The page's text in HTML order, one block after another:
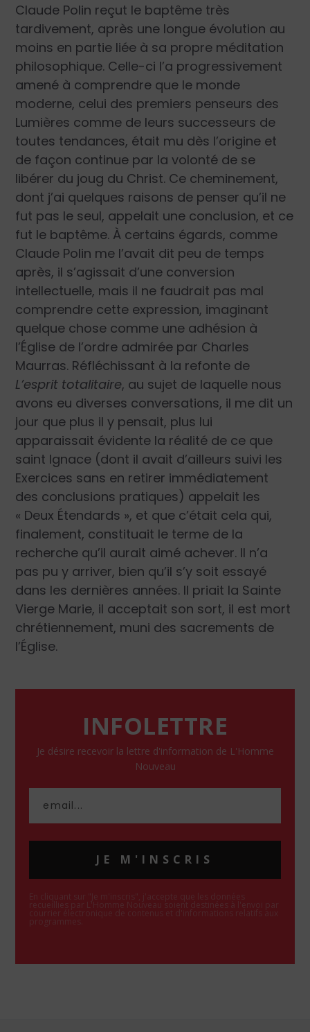
Claude Polin reçut le baptême très
tardivement, après une longue évolution au
moins en partie liée à sa propre méditation
philosophique. Celle-ci l’a progressivement
amené à comprendre que le monde
moderne, celui des premiers penseurs des
Lumières comme de leurs successeurs de
toutes tendances, était mu dès l’origine et
de façon continue par la volonté de se
libérer du joug du Christ. Ce cheminement,
dont j’ai quelques raisons de penser qu’il ne
fut pas le seul, appelait une conclusion, et ce
fut le baptême. À certains égards, comme
Claude Polin me l’avait dit peu de temps
après, il s’agissait d’une conversion
intellectuelle, mais il ne faudrait pas mal
comprendre cette expression, imaginant
quelque chose comme une adhésion à
l’Église de l’ordre admirée par Charles
Maurras. Réfléchissant à la refonte de
L’esprit totalitaire, au sujet de laquelle nous
avons eu diverses conversations, il me dit un
jour que plus il y pensait, plus lui
apparaissait évidente la réalité de ce que
saint Ignace (dont il avait d’ailleurs suivi les
Exercices sans en retirer immédiatement
des conclusions pratiques) appelait les
« Deux Étendards », et que c’était cela qui,
finalement, constituait le terme de la
recherche qu’il aurait aimé achever. Il n’a
pas pu y arriver, bien qu’il s’y soit essayé
dans les dernières années. Il priait la Sainte
Vierge Marie, il acceptait son sort, il est mort
chrétiennement, muni des sacrements de
l’Église.
INFOLETTRE
Je désire recevoir la lettre d'information de L'Homme
Nouveau
JE M'INSCRIS
En cliquant sur "Je m'inscris", j'accepte que les données
recueillies par L'Homme Nouveau soient destinées à l'envoi par
courrier électronique de contenus et d'informations relatifs aux
programmes.